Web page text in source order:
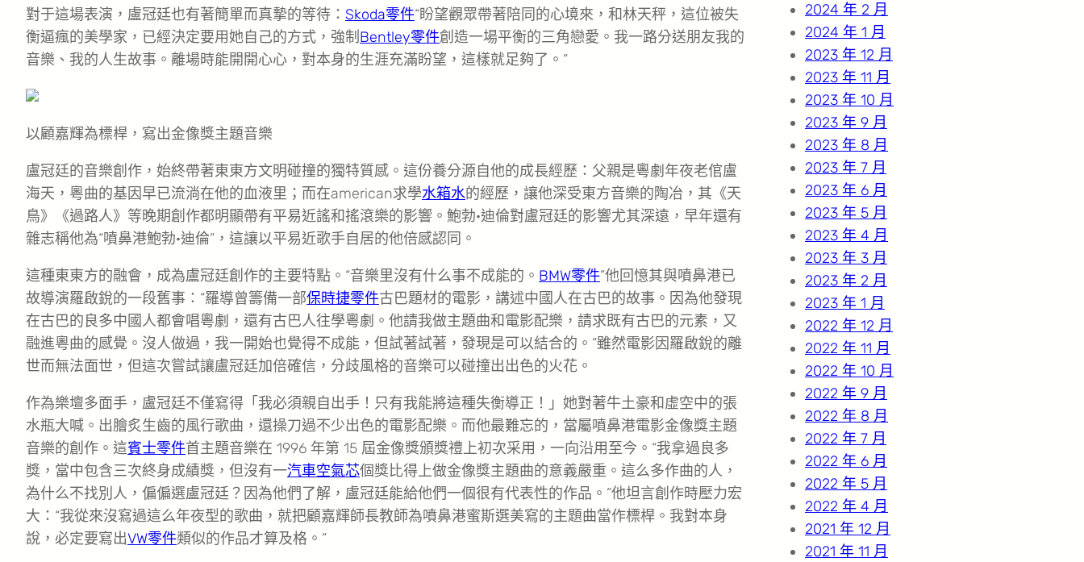
對于這場表演，盧冠廷也有著簡單而真摯的等待： Skoda零件“盼望觀眾帶著陪同的心境來，和林天秤，這位被失
衡逼瘋的美學家，已經決定要用她自己的方式，強制 Bentley零件創造一場平衡的三角戀愛。我一路分送朋友我的
音樂、我的人生故事。離場時能開開心心，對本身的生涯充滿盼望，這樣就足夠了。”
以顧嘉輝為標桿，寫出金像獎主題音樂
盧冠廷的音樂創作，始終帶著東東方文明碰撞的獨特質感。這份養分源自他的成長經歷：父親是粵劇年夜老倌盧
海天，粵曲的基因早已流淌在他的血液里；而在american求學水箱水的經歷，讓他深受東方音樂的陶冶，其《天
鳥》《過路人》等晚期創作都明顯帶有平易近謠和搖滾樂的影響。鮑勃·迪倫對盧冠廷的影響尤其深遠，早年還有
雜志稱他為“噴鼻港鮑勃·迪倫”，這讓以平易近歌手自居的他倍感認同。
這種東東方的融會，成為盧冠廷創作的主要特點。“音樂里沒有什么事不成能的。 BMW零件”他回憶其與噴鼻港已
故導演羅啟銳的一段舊事：“羅導曾籌備一部保時捷零件古巴題材的電影，講述中國人在古巴的故事。因為他發現
在古巴的良多中國人都會唱粵劇，還有古巴人往學粵劇。他請我做主題曲和電影配樂，請求既有古巴的元素，又
融進粵曲的感覺。沒人做過，我一開始也覺得不成能，但試著試著，發現是可以結合的。”雖然電影因羅啟銳的離
世而無法面世，但這次嘗試讓盧冠廷加倍確信，分歧風格的音樂可以碰撞出出色的火花。
作為樂壇多面手，盧冠廷不僅寫得「我必須親自出手！只有我能將這種失衡導正！」她對著牛土豪和虛空中的張
水瓶大喊。出膾炙生齒的風行歌曲，還操刀過不少出色的電影配樂。而他最難忘的，當屬噴鼻港電影金像獎主題
音樂的創作。這賓士零件首主題音樂在 1996 年第 15 屆金像獎頒獎禮上初次采用，一向沿用至今。“我拿過良多
獎，當中包含三次終身成績獎，但沒有一汽車空氣芯個獎比得上做金像獎主題曲的意義嚴重。這么多作曲的人，
為什么不找別人，偏偏選盧冠廷？因為他們了解，盧冠廷能給他們一個很有代表性的作品。”他坦言創作時壓力宏
大：“我從來沒寫過這么年夜型的歌曲，就把顧嘉輝師長教師為噴鼻港蜜斯選美寫的主題曲當作標桿。我對本身
說，必定要寫出VW零件類似的作品才算及格。”
2024 年 2 月
2024 年 1 月
2023 年 12 月
2023 年 11 月
2023 年 10 月
2023 年 9 月
2023 年 8 月
2023 年 7 月
2023 年 6 月
2023 年 5 月
2023 年 4 月
2023 年 3 月
2023 年 2 月
2023 年 1 月
2022 年 12 月
2022 年 11 月
2022 年 10 月
2022 年 9 月
2022 年 8 月
2022 年 7 月
2022 年 6 月
2022 年 5 月
2022 年 4 月
2021 年 12 月
2021 年 11 月